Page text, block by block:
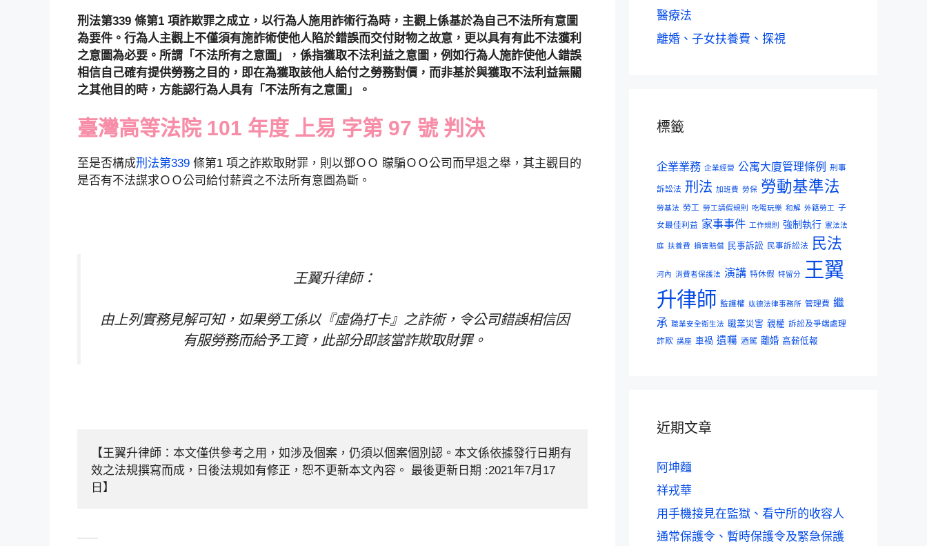
刑法第339 條第1 項詐欺罪之成立，以行為人施用詐術行為時，主觀上係基於為自己不法所有意圖
為要件。行為人主觀上不僅須有施詐術使他人陷於錯誤而交付財物之故意，更以具有有此不法獲利
之意圖為必要。所謂「不法所有之意圖」，係指獲取不法利益之意圖，例如行為人施詐使他人錯誤
相信自己確有提供勞務之目的，即在為獲取該他人給付之勞務對價，而非基於與獲取不法利益無關
之其他目的時，方能認行為人具有「不法所有之意圖」。
臺灣高等法院 101 年度 上易 字第 97 號 判決
至是否構成刑法第339 條第1 項之詐欺取財罪，則以鄧ＯＯ 矇騙ＯＯ公司而早退之舉，其主觀目的
是否有不法謀求ＯＯ公司給付薪資之不法所有意圖為斷。
王翼升律師：
由上列實務見解可知，如果勞工係以『虛偽打卡』之詐術，令公司錯誤相信因
有服勞務而給予工資，此部分即該當詐欺取財罪。
【王翼升律師：本文僅供參考之用，如涉及個案，仍須以個案個別認。本文係依據發行日期有
效之法規撰寫而成，日後法規如有修正，恕不更新本文內容。 最後更新日期 :2021年7月17
日】
醫療法
離婚、子女扶養費、探視
標籤
企業業務 企業經營 公寓大廈管理條例 刑事
訴訟法 刑法 加班費 勞保 勞動基準法
勞基法 勞工 勞工請假規則 吃喝玩樂 和解 外籍勞工 子
女最佳利益 家事事件 工作規則 強制執行 憲法法
庭 扶養費 損害賠償 民事訴訟 民事訴訟法 民法
河內 消費者保護法 演講 特休假 特留分
王翼
升律師 監護權 竑德法律事務所 管理費 繼
承 職業安全衛生法 職業災害 親權 訴訟及爭端處理
詐欺 講座 車禍 遺囑 酒駕 離婚 高薪低報
近期文章
阿坤麵
祥戎華
用手機接見在監獄、看守所的收容人
通常保護令、暫時保護令及緊急保護